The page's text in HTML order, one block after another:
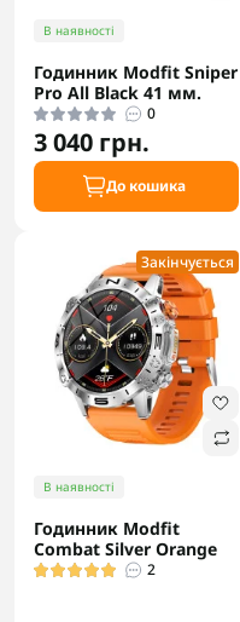
В наявності
Годинник Modfit Sniper
Pro All Black 41 мм.
0
3 040 грн.
До кошика
Закінчується
В наявності
Годинник Modfit
Combat Silver Orange
2